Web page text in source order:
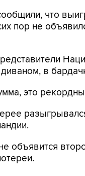
что
пор не
в
это
объявится